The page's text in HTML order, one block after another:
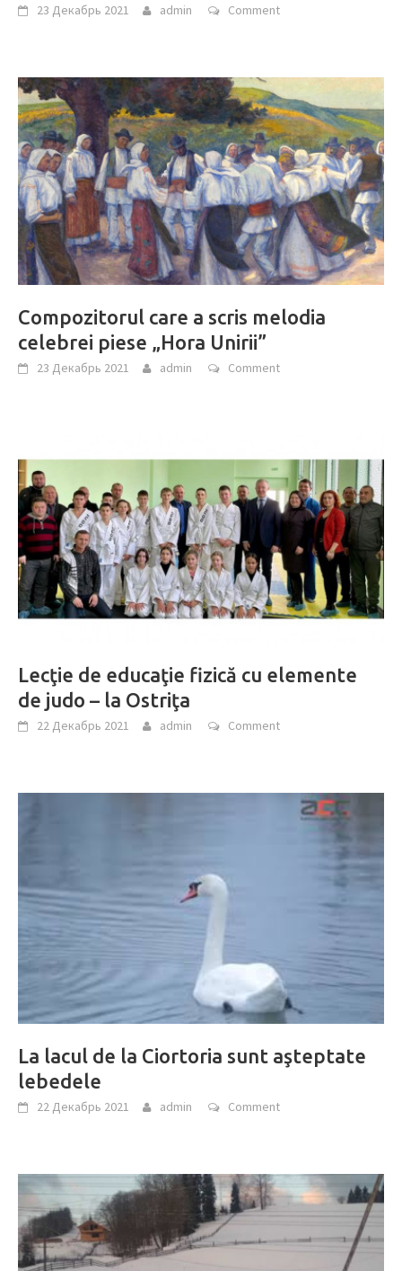
23 Декабрь 2021 admin Comment
Compozitorul care a scris melodia
celebrei piese „Hora Unirii”
23 Декабрь 2021 admin Comment
Lecţie de educaţie fizică cu elemente
de judo – la Ostriţa
22 Декабрь 2021 admin Comment
La lacul de la Ciortoria sunt aşteptate
lebedele
22 Декабрь 2021 admin Comment